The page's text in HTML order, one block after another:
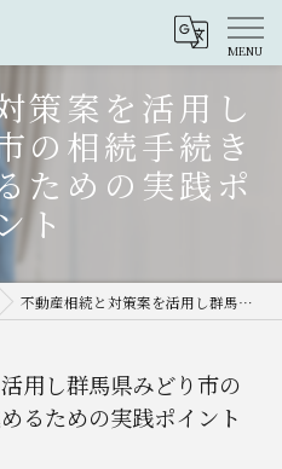
策案を活用し
の相続手続き
ための実践ポ
ト
不動産相続と対策案を活用し群馬県みどり市の相続手続きを円滑に進めるための実践ポイント
用し群馬県みどり市の
るための実践ポイント